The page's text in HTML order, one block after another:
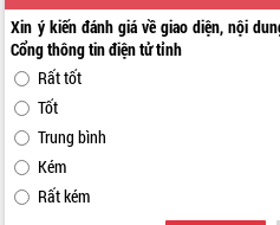
Xin ý kiến đánh giá về giao diện, nội
Cổng thông tin điện tử tỉnh
Rất tốt
Tốt
Trung bình
Kém
Rất kém